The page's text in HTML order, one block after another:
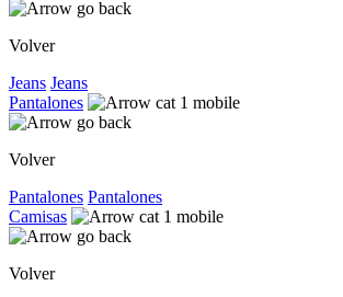
Volver
Jeans Jeans
Pantalones
Volver
Pantalones Pantalones
Camisas
Volver